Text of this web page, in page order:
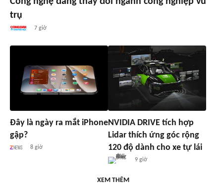
trụ
7 giờ
Đây là ngày ra mắt iPhone
gập?
8 giờ
NVIDIA DRIVE tích hợp
Lidar thích ứng góc rộng
120 độ dành cho xe tự lái
9 giờ
XEM THÊM